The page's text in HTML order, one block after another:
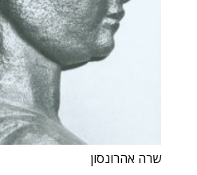
שרה אהרונסון